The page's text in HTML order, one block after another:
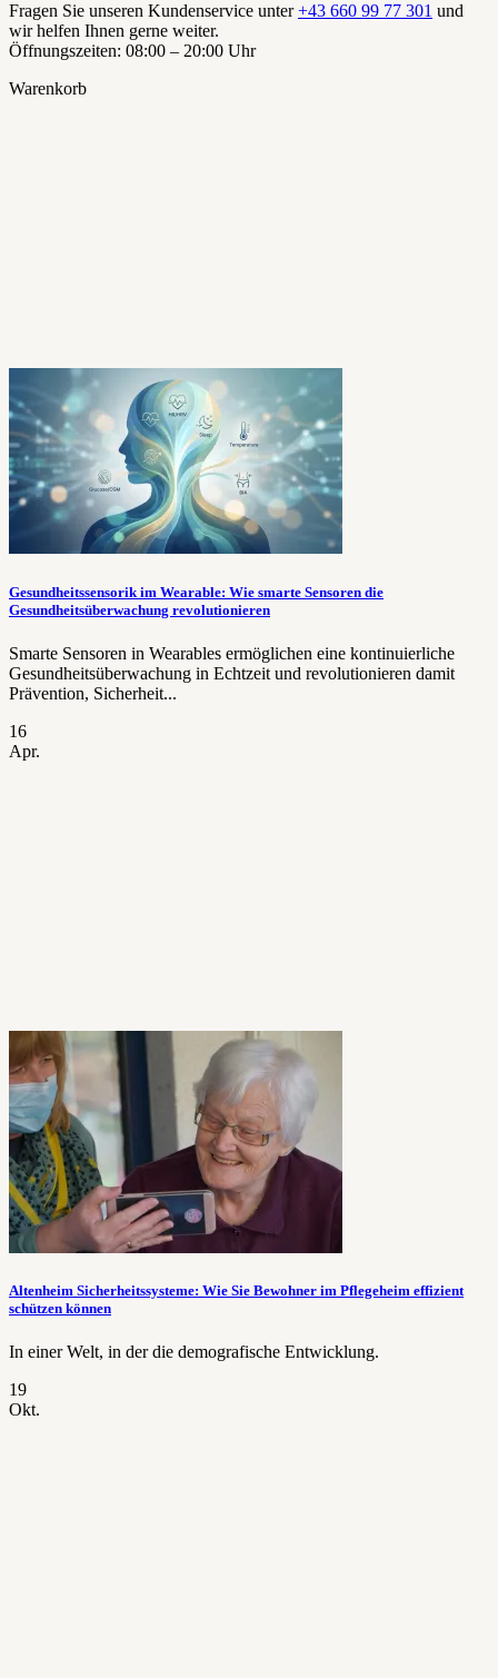
Fragen Sie unseren Kundenservice unter+43 660 99 77 301 und
wir helfen Ihnen gerne weiter.
Öffnungszeiten: 08:00 – 20:00 Uhr
Warenkorb
Gesundheitssensorik im Wearable: Wie smarte Sensoren die
Gesundheitsüberwachung revolutionieren
Smarte Sensoren in Wearables ermöglichen eine kontinuierliche
Gesundheitsüberwachung in Echtzeit und revolutionieren damit
Prävention, Sicherheit...
16
Apr.
Altenheim Sicherheitssysteme: Wie Sie Bewohner im Pflegeheim effizient
schützen können
In einer Welt, in der die demografische Entwicklung.
19
Okt.